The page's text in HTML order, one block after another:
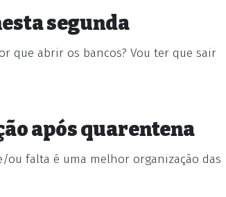
segunda
que abrir os bancos? Vou ter que sair
após quarentena
ou falta é uma melhor organização das